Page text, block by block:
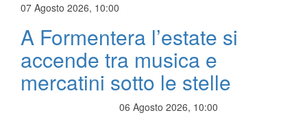
07 Agosto 2026, 10:00
A Formentera l’estate si
accende tra musica e
mercatini sotto le stelle
06 Agosto 2026, 10:00